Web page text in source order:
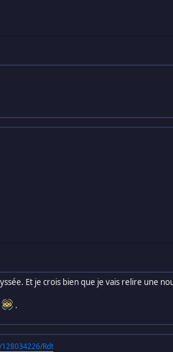
Et je crois bien que je vais relire une
.
Rdt